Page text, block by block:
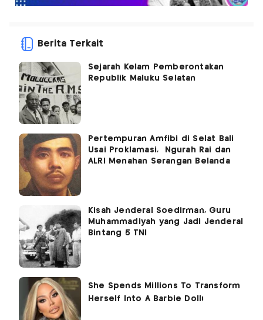
Berita Terkait
Sejarah Kelam Pemberontakan
Republik Maluku Selatan
Pertempuran Amfibi di Selat Bali
Usai Proklamasi, Ngurah Rai dan
ALRI Menahan Serangan Belanda
Kisah Jenderal Soedirman, Guru
Muhammadiyah yang Jadi Jenderal
Bintang 5 TNI